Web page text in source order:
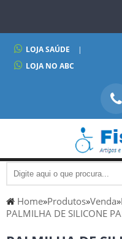
LOJA SAÚDE
|
LOJA NO ABC
Home»Produtos»Venda»
PALMILHA DE SILICONE